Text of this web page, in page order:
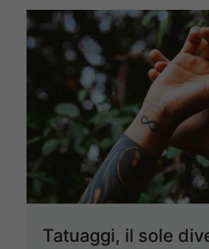
Tatuaggi, il sole